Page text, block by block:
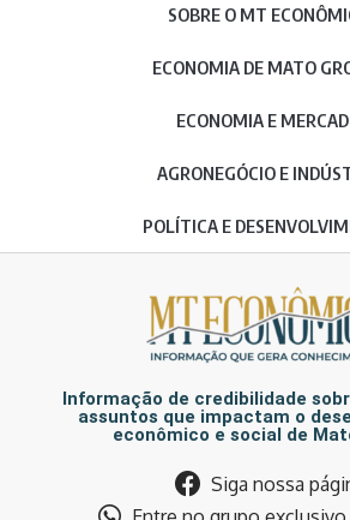
SOBRE O MT
ECONOMIA DE MATO
ECONOMIA E
AGRONEGÓCIO E
POLÍTICA E
Informação de credibilidade
assuntos que impactam o
econômico e social de
Siga nossa